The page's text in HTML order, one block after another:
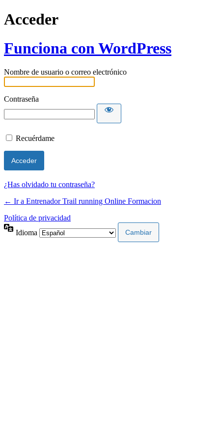
Acceder
Funciona con WordPress
Nombre de usuario o correo electrónico
Contraseña
Recuérdame
¿Has olvidado tu contraseña?
← Ir a Entrenador Trail running Online Formacion
Política de privacidad
Idioma